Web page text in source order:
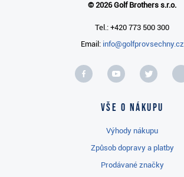
© 2026 Golf Brothers s.r.o.
Tel.: +420 773 500 300
Email: info@golfprovsechny.cz
Vše o nákupu
Výhody nákupu
Způsob dopravy a platby
Prodávané značky